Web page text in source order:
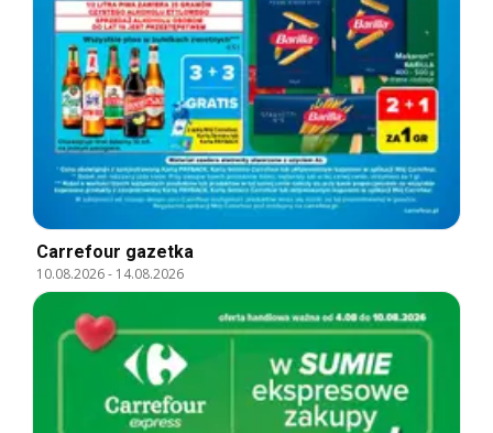
Carrefour gazetka
10.08.2026- 14.08.2026